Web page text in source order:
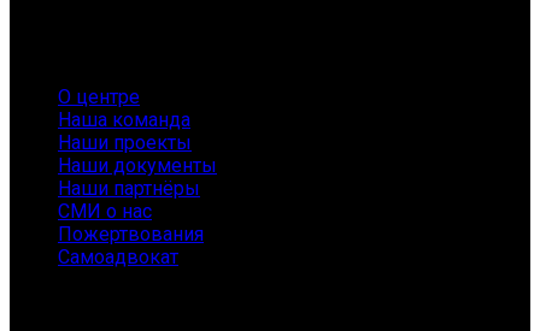
О центре
Наша команда
Наши проекты
Наши документы
Наши партнёры
СМИ о нас
Пожертвования
Самоадвокат